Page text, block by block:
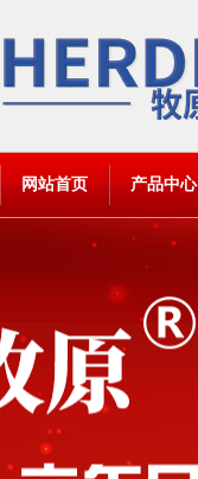
网站首页 产品中心